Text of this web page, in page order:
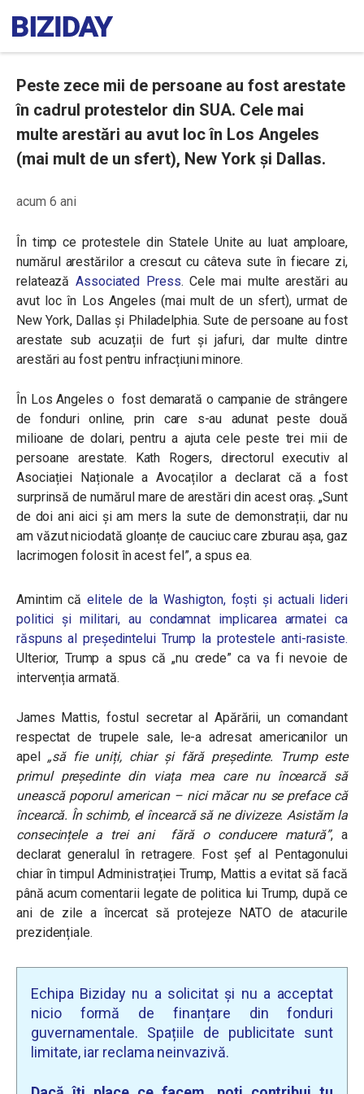
Peste zece mii de persoane au fost arestate
în cadrul protestelor din SUA. Cele mai
multe arestări au avut loc în Los Angeles
(mai mult de un sfert), New York și Dallas.
acum 6 ani
În timp ce protestele din Statele Unite au luat amploare,
numărul arestărilor a crescut cu câteva sute în fiecare zi,
relatează Associated Press.Cele mai multe arestări au
avut loc în Los Angeles (mai mult de un sfert), urmat de
New York, Dallas și Philadelphia. Sute de persoane au fost
arestate sub acuzații de furt și jafuri, dar multe dintre
arestări au fost pentru infracțiuni minore.
În Los Angeles o fost demarată o campanie de strângere
de fonduri online, prin care s-au adunat peste două
milioane de dolari, pentru a ajuta cele peste trei mii de
persoane arestate. Kath Rogers, directorul executiv al
Asociației Naționale a Avocaților a declarat că a fost
surprinsă de numărul mare de arestări din acest oraș. „Sunt
de doi ani aici și am mers la sute de demonstrații, dar nu
am văzut niciodată gloanțe de cauciuc care zburau așa, gaz
lacrimogen folosit în acest fel”, a spus ea.
Amintim căelitele de la Washigton, foști și actuali lideri
politici și militari, au condamnat implicarea armatei ca
răspuns al președintelui Trump la protestele anti-rasiste.
Ulterior, Trump a spus că „nu crede” ca va fi nevoie de
intervenția armată.
James Mattis, fostul secretar al Apărării, un comandant
respectat de trupele sale, le-a adresat americanilor un
apel „să fie uniți, chiar și fără președinte. Trump este
primul președinte din viața mea care nu încearcă să
unească poporul american – nici măcar nu se preface că
încearcă. În schimb, el încearcă să ne divizeze. Asistăm la
consecințele a trei ani fără o conducere matură”, a
declarat generalul în retragere. Fost șef al Pentagonului
chiar în timpul Administrației Trump, Mattis a evitat să facă
până acum comentarii legate de politica lui Trump, după ce
ani de zile a încercat să protejeze NATO de atacurile
prezidențiale.
Echipa Biziday nu a solicitat și nu a acceptat
nicio formă de finanțare din fonduri
guvernamentale. Spațiile de publicitate sunt
limitate, iar reclama neinvazivă.